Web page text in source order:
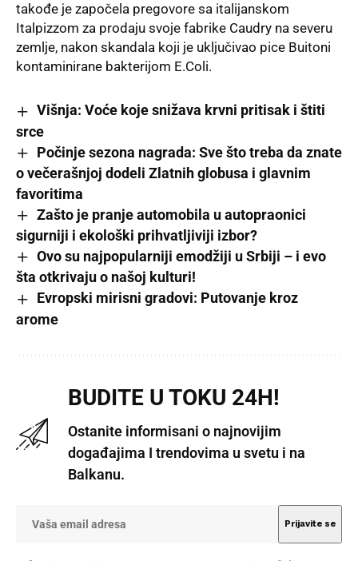
takođe je započela pregovore sa italijanskom
Italpizzom za prodaju svoje fabrike Caudry na severu
zemlje, nakon skandala koji je uključivao pice Buitoni
kontaminirane bakterijom E.Coli.
Višnja: Voće koje snižava krvni pritisak i štiti
srce
Počinje sezona nagrada: Sve što treba da znate
o večerašnjoj dodeli Zlatnih globusa i glavnim
favoritima
Zašto je pranje automobila u autopraonici
sigurniji i ekološki prihvatljiviji izbor?
Ovo su najpopularniji emodžiji u Srbiji – i evo
šta otkrivaju o našoj kulturi!
Evropski mirisni gradovi: Putovanje kroz
arome
BUDITE U TOKU 24H!
Ostanite informisani o najnovijim
događajima I trendovima u svetu i na
Balkanu.